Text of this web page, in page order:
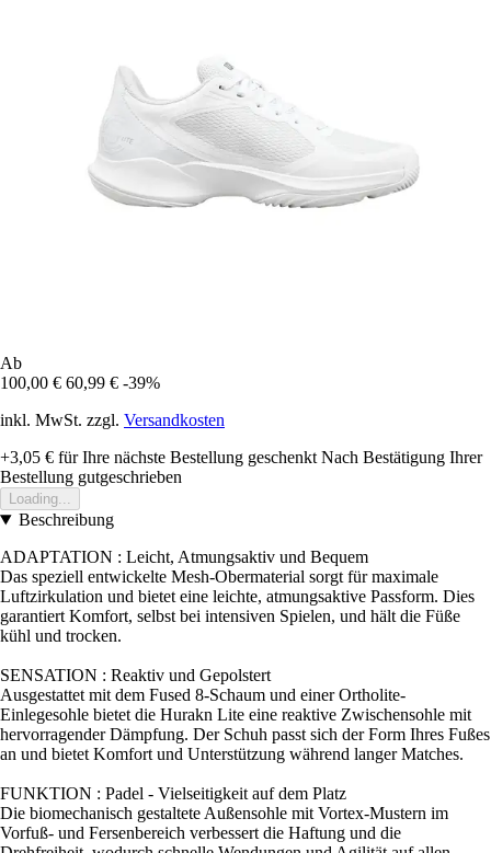
Ab
100,00 € 60,99 € -39%
inkl. MwSt. zzgl. Versandkosten
+3,05 € für Ihre nächste Bestellung geschenkt Nach Bestätigung Ihrer
Bestellung gutgeschrieben
Loading...
Beschreibung
ADAPTATION : Leicht, Atmungsaktiv und Bequem
Das speziell entwickelte Mesh-Obermaterial sorgt für maximale
Luftzirkulation und bietet eine leichte, atmungsaktive Passform. Dies
garantiert Komfort, selbst bei intensiven Spielen, und hält die Füße
kühl und trocken.
SENSATION : Reaktiv und Gepolstert
Ausgestattet mit dem Fused 8-Schaum und einer Ortholite-
Einlegesohle bietet die Hurakn Lite eine reaktive Zwischensohle mit
hervorragender Dämpfung. Der Schuh passt sich der Form Ihres Fußes
an und bietet Komfort und Unterstützung während langer Matches.
FUNKTION : Padel - Vielseitigkeit auf dem Platz
Die biomechanisch gestaltete Außensohle mit Vortex-Mustern im
Vorfuß- und Fersenbereich verbessert die Haftung und die